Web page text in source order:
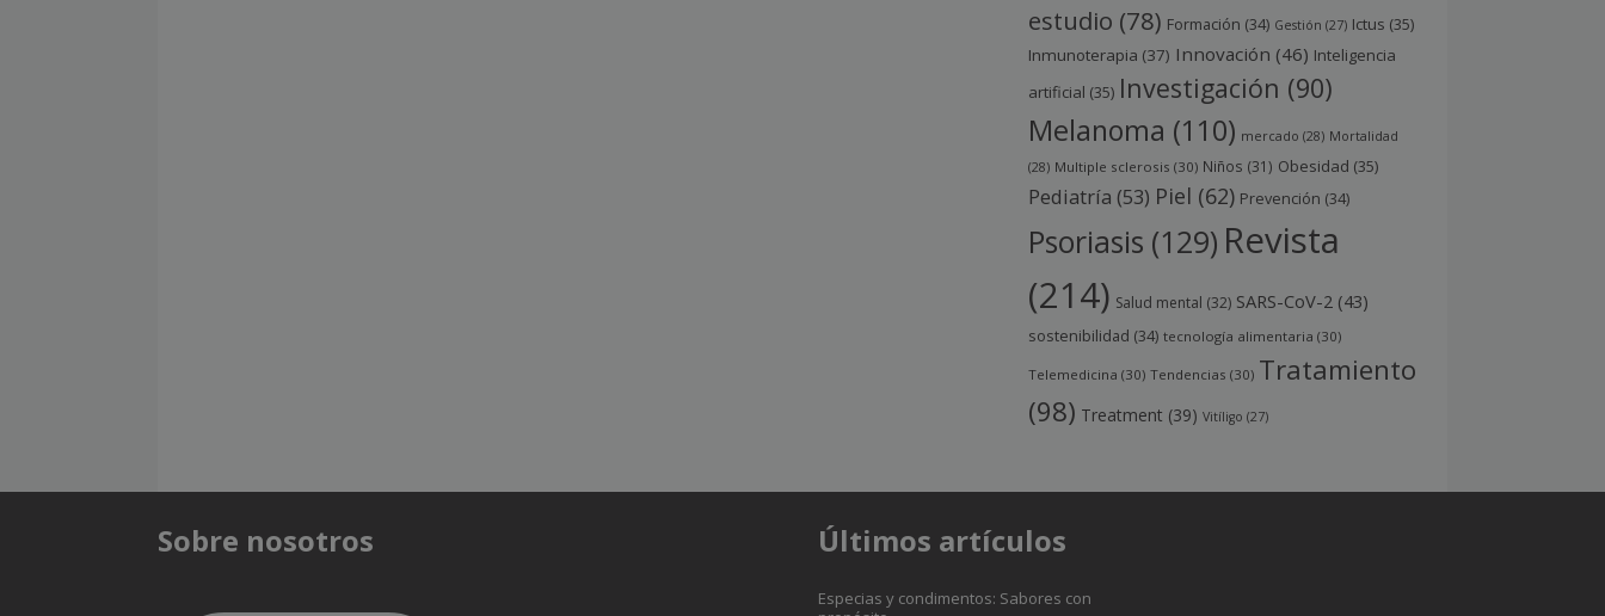
estudio (78) Formación (34) Gestión (27) Ictus (35)
Inmunoterapia (37) Innovación (46) Inteligencia
artificial (35) Investigación (90)
Melanoma (110) mercado (28) Mortalidad
(28) Multiple sclerosis (30) Niños (31) Obesidad (35)
Pediatría (53) Piel (62) Prevención (34)
Psoriasis (129) Revista
(214) Salud mental (32) SARS-CoV-2 (43)
sostenibilidad (34) tecnología alimentaria (30)
Telemedicina (30) Tendencias (30) Tratamiento
(98) Treatment (39) Vitíligo (27)
Sobre nosotros Últimos artículos
Especias y condimentos: Sabores con